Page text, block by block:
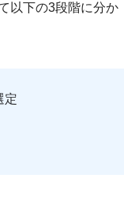
以下の3段階に分か
定